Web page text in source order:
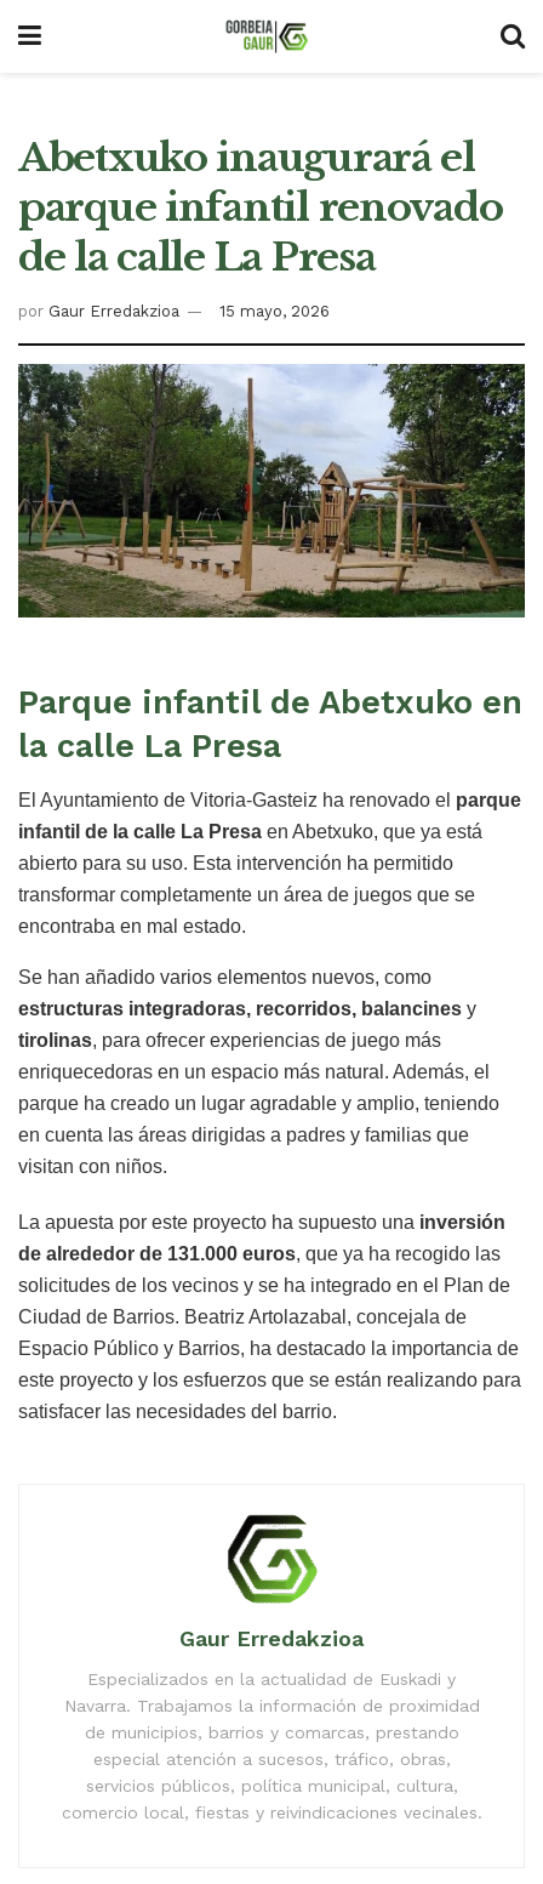
Abetxuko inaugurará el
parque infantil renovado
de la calle La Presa
por Gaur Erredakzioa 15 mayo, 2026
Parque infantil de Abetxuko en
la calle La Presa
El Ayuntamiento de Vitoria-Gasteiz ha renovado el parque
infantil de la calle La Presa en Abetxuko, que ya está
abierto para su uso. Esta intervención ha permitido
transformar completamente un área de juegos que se
encontraba en mal estado.
Se han añadido varios elementos nuevos, como
estructuras integradoras, recorridos, balancines y
tirolinas, para ofrecer experiencias de juego más
enriquecedoras en un espacio más natural. Además, el
parque ha creado un lugar agradable y amplio, teniendo
en cuenta las áreas dirigidas a padres y familias que
visitan con niños.
La apuesta por este proyecto ha supuesto una inversión
de alrededor de 131.000 euros, que ya ha recogido las
solicitudes de los vecinos y se ha integrado en el Plan de
Ciudad de Barrios. Beatriz Artolazabal, concejala de
Espacio Público y Barrios, ha destacado la importancia de
este proyecto y los esfuerzos que se están realizando para
satisfacer las necesidades del barrio.
Gaur Erredakzioa
Especializados en la actualidad de Euskadi y
Navarra. Trabajamos la información de proximidad
de municipios, barrios y comarcas, prestando
especial atención a sucesos, tráfico, obras,
servicios públicos, política municipal, cultura,
comercio local, fiestas y reivindicaciones vecinales.